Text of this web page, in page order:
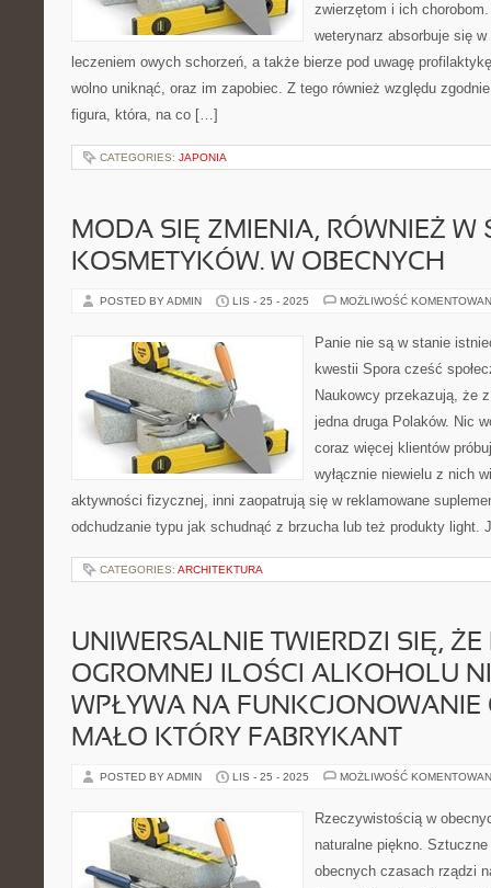
zwierzętom i ich
weterynarz absorbuje się
leczeniem owych schorzeń, a także bierze pod uwagę
wolno uniknąć, oraz im zapobiec. Z tego również względu
figura, która, na co […]
CATEGORIES: JAPONIA
MODA SIĘ ZMIENIA, RÓWNIEŻ W
KOSMETYKÓW. W OBECNYCH
POSTED BY ADMIN LIS - 25 - 2025 MOŻLIWOŚĆ
Panie nie są w stanie
kwestii Spora cześć
Naukowcy przekazują, że
jedna druga Polaków. Nic
coraz więcej klientów
wyłącznie niewielu z nich
aktywności fizycznej, inni zaopatrują się w reklamowane
odchudzanie typu jak schudnąć z brzucha lub też produkty light.
CATEGORIES: ARCHITEKTURA
UNIWERSALNIE TWIERDZI SIĘ, ŻE
OGROMNEJ ILOŚCI ALKOHOLU
WPŁYWA NA FUNKCJONOWANIE
MAŁO KTÓRY FABRYKANT
POSTED BY ADMIN LIS - 25 - 2025 MOŻLIWOŚĆ
Rzeczywistością w
naturalne piękno.
obecnych czasach rządzi